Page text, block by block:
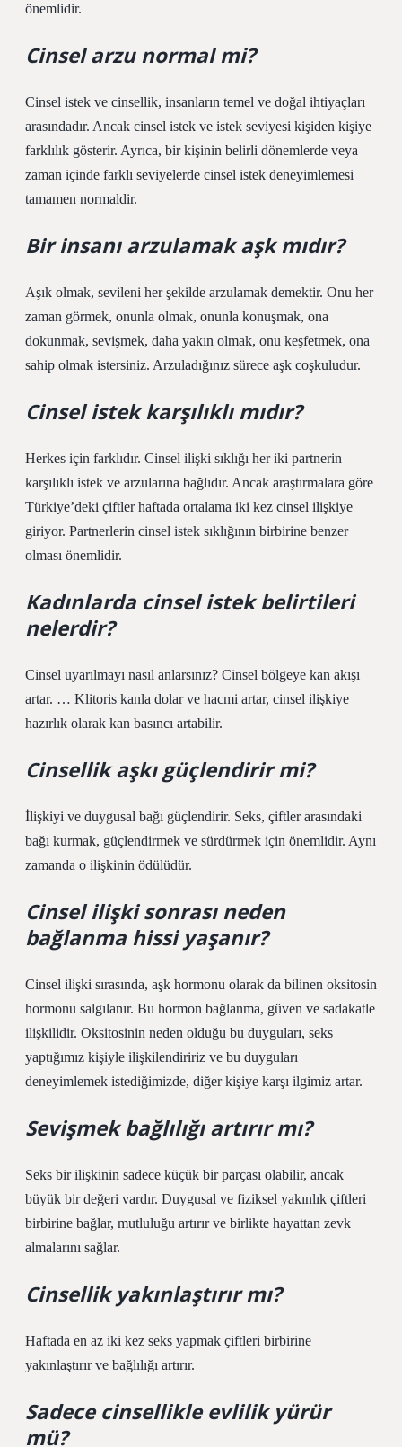
önemlidir.
Cinsel arzu normal mi?
Cinsel istek ve cinsellik, insanların temel ve doğal ihtiyaçları
arasındadır. Ancak cinsel istek ve istek seviyesi kişiden kişiye
farklılık gösterir. Ayrıca, bir kişinin belirli dönemlerde veya
zaman içinde farklı seviyelerde cinsel istek deneyimlemesi
tamamen normaldir.
Bir insanı arzulamak aşk mıdır?
Aşık olmak, sevileni her şekilde arzulamak demektir. Onu her
zaman görmek, onunla olmak, onunla konuşmak, ona
dokunmak, sevişmek, daha yakın olmak, onu keşfetmek, ona
sahip olmak istersiniz. Arzuladığınız sürece aşk coşkuludur.
Cinsel istek karşılıklı mıdır?
Herkes için farklıdır. Cinsel ilişki sıklığı her iki partnerin
karşılıklı istek ve arzularına bağlıdır. Ancak araştırmalara göre
Türkiye’deki çiftler haftada ortalama iki kez cinsel ilişkiye
giriyor. Partnerlerin cinsel istek sıklığının birbirine benzer
olması önemlidir.
Kadınlarda cinsel istek belirtileri
nelerdir?
Cinsel uyarılmayı nasıl anlarsınız? Cinsel bölgeye kan akışı
artar. … Klitoris kanla dolar ve hacmi artar, cinsel ilişkiye
hazırlık olarak kan basıncı artabilir.
Cinsellik aşkı güçlendirir mi?
İlişkiyi ve duygusal bağı güçlendirir. Seks, çiftler arasındaki
bağı kurmak, güçlendirmek ve sürdürmek için önemlidir. Aynı
zamanda o ilişkinin ödülüdür.
Cinsel ilişki sonrası neden
bağlanma hissi yaşanır?
Cinsel ilişki sırasında, aşk hormonu olarak da bilinen oksitosin
hormonu salgılanır. Bu hormon bağlanma, güven ve sadakatle
ilişkilidir. Oksitosinin neden olduğu bu duyguları, seks
yaptığımız kişiyle ilişkilendiririz ve bu duyguları
deneyimlemek istediğimizde, diğer kişiye karşı ilgimiz artar.
Sevişmek bağlılığı artırır mı?
Seks bir ilişkinin sadece küçük bir parçası olabilir, ancak
büyük bir değeri vardır. Duygusal ve fiziksel yakınlık çiftleri
birbirine bağlar, mutluluğu artırır ve birlikte hayattan zevk
almalarını sağlar.
Cinsellik yakınlaştırır mı?
Haftada en az iki kez seks yapmak çiftleri birbirine
yakınlaştırır ve bağlılığı artırır.
Sadece cinsellikle evlilik yürür
mü?